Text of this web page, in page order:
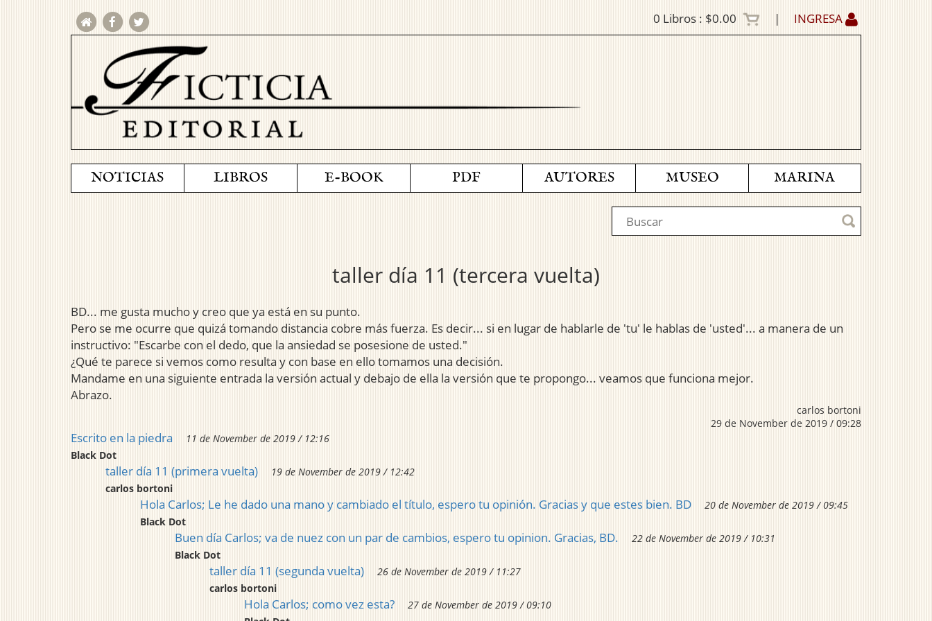
0 Libros : $0.00 | INGRESA
NOTICIAS LIBROS E-BOOK PDF AUTORES MUSEO MARINA
taller día 11 (tercera vuelta)
BD... me gusta mucho y creo que ya está en su punto.
Pero se me ocurre que quizá tomando distancia cobre más fuerza. Es decir... si en lugar de hablarle de 'tu' le hablas de 'usted'... a manera de un
instructivo: "Escarbe con el dedo, que la ansiedad se posesione de usted."
¿Qué te parece si vemos como resulta y con base en ello tomamos una decisión.
Mandame en una siguiente entrada la versión actual y debajo de ella la versión que te propongo... veamos que funciona mejor.
Abrazo.
carlos bortoni
29 de November de 2019 / 09:28
Escrito en la piedra
11 de November de 2019 / 12:16
Black Dot
taller día 11 (primera vuelta)
19 de November de 2019 / 12:42
carlos bortoni
Hola Carlos; Le he dado una mano y cambiado el título, espero tu opinión. Gracias y que estes bien. BD
20 de November de 2019 / 09:45
Black Dot
Buen día Carlos; va de nuez con un par de cambios, espero tu opinion. Gracias, BD.
22 de November de 2019 / 10:31
Black Dot
taller día 11 (segunda vuelta)
26 de November de 2019 / 11:27
carlos bortoni
Hola Carlos; como vez esta?
27 de November de 2019 / 09:10